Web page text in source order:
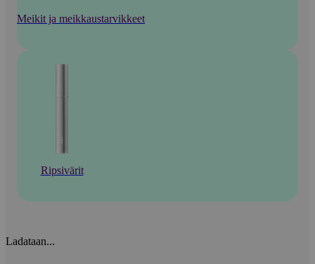
Meikit ja meikkaustarvikkeet
Ripsivärit
Ladataan...